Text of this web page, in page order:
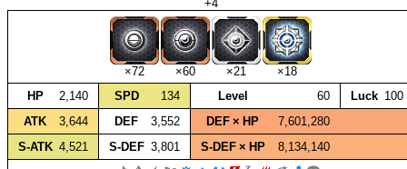
+4
×72 ×60 ×21
×18
HP
2,140 SPD 134 Level 60 Luck 100
ATK
3,644 DEF 3,552 DEF × HP
7,601,280
S‑ATK 4,521 S‑DEF 3,801 S‑DEF × HP 8,134,140